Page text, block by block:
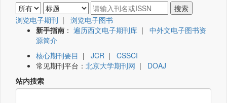
浏览电子期刊 | 浏览电子图书
新手指南 ： 遍历西文电子期刊库 | 中外文电子图书资
源简介
核心期刊要目 | JCR | CSSCI
常见期刊平台： 北京大学期刊网 | DOAJ
站内搜索